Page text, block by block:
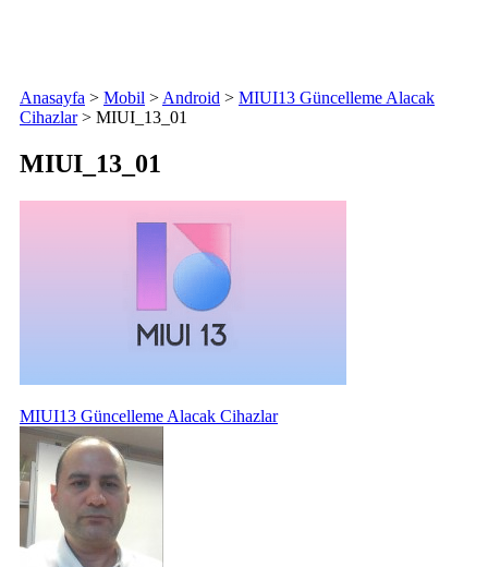
Anasayfa > Mobil > Android > MIUI13 Güncelleme Alacak
Cihazlar> MIUI_13_01
MIUI_13_01
Yazı
gezinmesi
MIUI13 Güncelleme Alacak Cihazlar